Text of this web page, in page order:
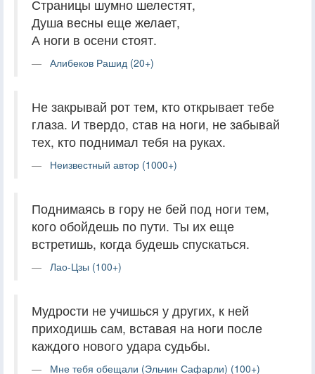
Страницы шумно шелестят,
Душа весны еще желает,
А ноги в осени стоят.
Алибеков Рашид (20+)
Не закрывай рот тем, кто открывает тебе
глаза. И твердо, став на ноги, не забывай
тех, кто поднимал тебя на руках.
Неизвестный автор (1000+)
Поднимаясь в гору не бей под ноги тем,
кого обойдешь по пути. Ты их еще
встретишь, когда будешь спускаться.
Лао-Цзы (100+)
Мудрости не учишься у других, к ней
приходишь сам, вставая на ноги после
каждого нового удара судьбы.
Мне тебя обещали (Эльчин Сафарли) (100+)